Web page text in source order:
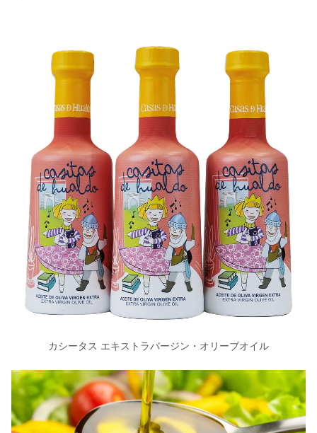
カシータス エキストラバージン・オリーブオイル